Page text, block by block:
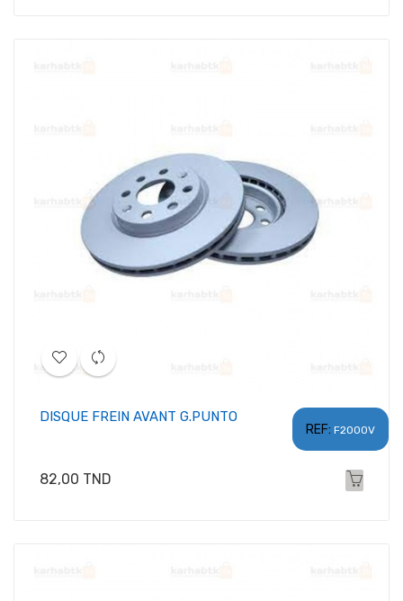
REF: F2000V
DISQUE FREIN AVANT G.PUNTO
Prix
82,00 TND